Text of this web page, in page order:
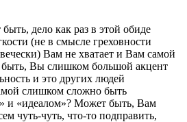
дело как раз в этой обиде
(не в смысле греховности
Вам не хватает и Вам самой
быть, Вы слишком большой акцент
и это других людей
слишком сложно быть
и «идеалом»? Может быть, Вам
чуть-чуть, что-то подправить,